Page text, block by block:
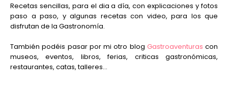
Recetas sencillas, para el dia a día, con explicaciones y fotos
paso a paso, y algunas recetas con video, para los que
disfrutan de la Gastronomía.
También podéis pasar por mi otro blog Gastroaventuras con
museos, eventos, libros, ferias, criticas gastronómicas,
restaurantes, catas, talleres...